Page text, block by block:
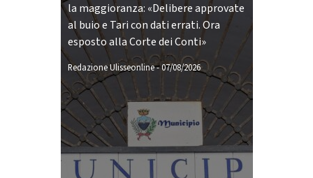
la maggioranza: «Delibere approvate
al buio e Tari con dati errati. Ora
esposto alla Corte dei Conti»
Redazione Ulisseonline-07/08/2026